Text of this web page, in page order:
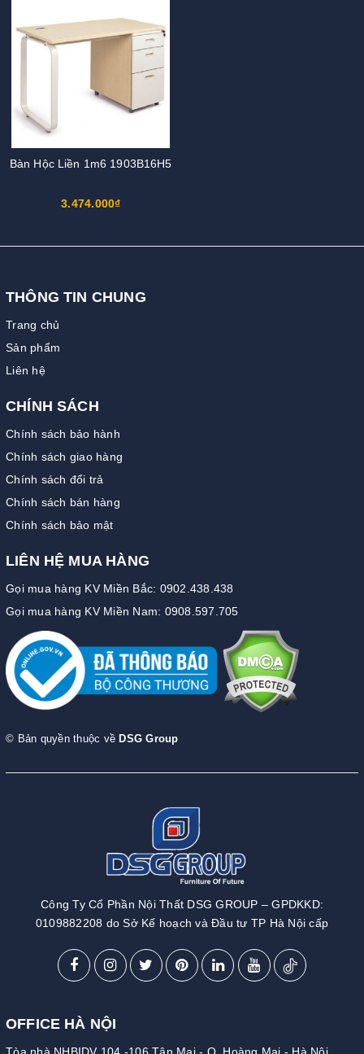
Bàn Hộc Liền 1m6 1903B16H5
3.474.000₫
THÔNG TIN CHUNG
Trang chủ
Sản phẩm
Liên hệ
CHÍNH SÁCH
Chính sách bảo hành
Chính sách giao hàng
Chính sách đổi trả
Chính sách bán hàng
Chính sách bảo mật
LIÊN HỆ MUA HÀNG
Gọi mua hàng KV Miền Bắc: 0902.438.438
Gọi mua hàng KV Miền Nam: 0908.597.705
© Bản quyền thuộc về DSG Group
Công Ty Cổ Phần Nội Thất DSG GROUP – GPDKKD:
0109882208 do Sở Kế hoạch và Đầu tư TP Hà Nội cấp
OFFICE HÀ NỘI
Tòa nhà NHBIDV 104 -106 Tân Mai - Q. Hoàng Mai - Hà Nội